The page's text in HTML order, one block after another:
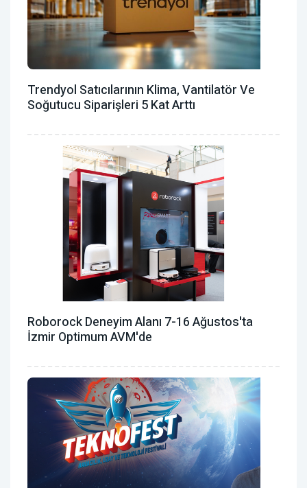
Trendyol Satıcılarının Klima, Vantilatör ‎ve
Soğutucu Siparişleri 5 Kat Arttı
Roborock Deneyim Alanı 7-16 Ağustos'ta
İzmir Optimum AVM'de